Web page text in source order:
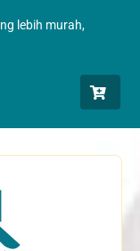
lebih murah,